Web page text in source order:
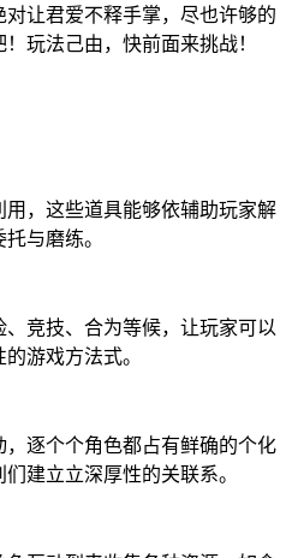
让君爱不释手掌，尽也许够的
玩法己由，快前面来挑战！
，这些道具能够依辅助玩家解
与磨练。
竞技、合为等候，让玩家可以
游戏方法式。
逐个个角色都占有鲜确的个化
建立立深厚性的关联系。